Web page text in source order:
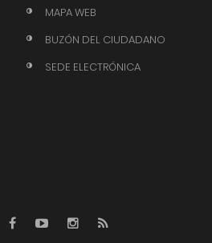
MAPA WEB
BUZÓN DEL CIUDADANO
SEDE ELECTRÓNICA